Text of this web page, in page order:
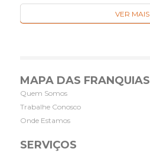
VER MAIS
MAPA DAS FRANQUIAS
Quem Somos
Trabalhe Conosco
Onde Estamos
SERVIÇOS